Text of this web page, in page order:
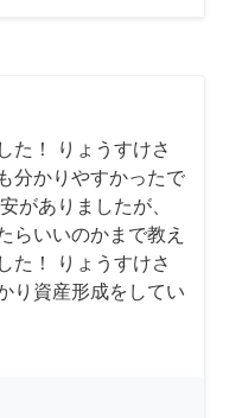
た！ りょうすけさ
分かりやすかったで
がありましたが、
らいいのかまで教え
た！ りょうすけさ
り資産形成をしてい